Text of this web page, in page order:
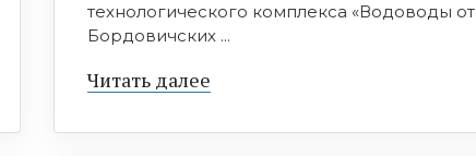
технологического комплекса «Водоводы от
Бордовичских ...
Читать далее